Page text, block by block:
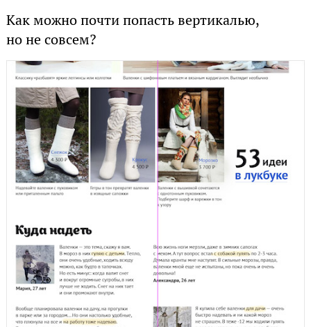
Как можно почти попасть вертикалью,
но не совсем?